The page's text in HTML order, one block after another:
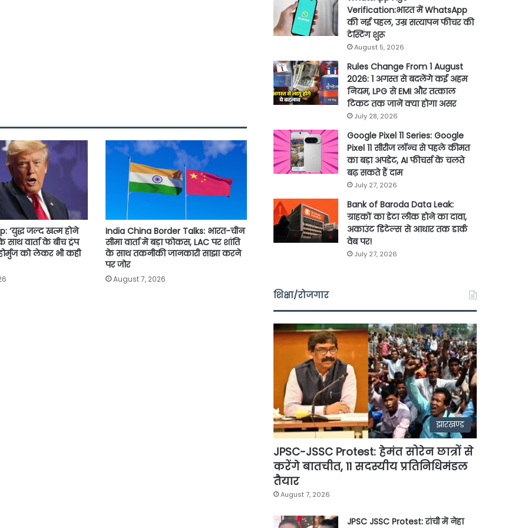
‘युद्ध जल्द खत्म होने
साथ वार्ता के बीच ट्रंप
को लेकर भी कही
India China Border Talks: भारत-चीन
सीमा वार्ता में बड़ा फोकस, LAC पर शांति
के साथ तकनीकी जानकारी साझा करने
पर जोर
August 7, 2026
Verification:भारत में WhatsApp
की नई पहल, उम्र सत्यापन फीचर की
टेस्टिंग शुरू
August 5, 2026
Rules Change From 1 August
2026: 1 अगस्त से बदलेंगे कई अहम
नियम, LPG से EMI और तत्काल
टिकट तक जानें क्या होगा असर
July 28, 2026
Google Pixel 11 Series: Google
Pixel 11 सीरीज लॉन्च से पहले कीमत
का बड़ा अपडेट, AI फीचर्स के चलते
बढ़ सकते हैं दाम
July 27, 2026
Bank of Baroda Data Leak:
ग्राहकों का डेटा लीक होने का दावा,
अकाउंट डिटेल्स से आधार तक डार्क
वेब पर!
July 27, 2026
शिक्षा/रोजगार
झारखण्ड
JPSC-JSSC Protest: हेमंत सोरेन छात्रों से
करेंगे बातचीत, 11 सदस्यीय प्रतिनिधिमंडल
तैयार
August 7, 2026
JPSC JSSC Protest: रांची में नेहा